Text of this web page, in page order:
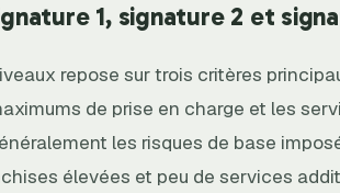
1, signature 2 et
repose sur trois critères
de prise en charge et les
les risques de base
élevées et peu de services